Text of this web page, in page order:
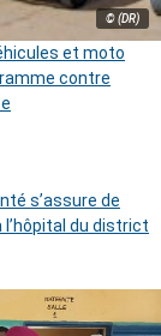
© (DR)
et moto
contre
s’assure de
du district